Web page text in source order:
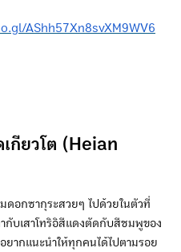
AShh57Xn8svXM9WV6
เกียวโต (Heian
ดอกซากุระสวยๆ ไปด้วยในตัวที่
ากับเสาโทริอิสีแดงตัดกับสีชมพูของ
ากแนะนำให้ทุกคนได้ไปตามรอย